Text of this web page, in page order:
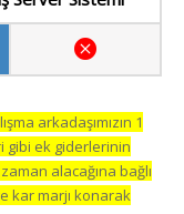
arkadaşımızın 1
gibi ek giderlerinin
alacağına bağlı
kar marjı konarak